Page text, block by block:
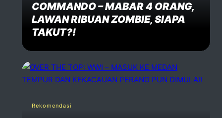
COMMANDO – MABAR 4 ORANG,
LAWAN RIBUAN ZOMBIE, SIAPA
TAKUT?!
Rekomendasi